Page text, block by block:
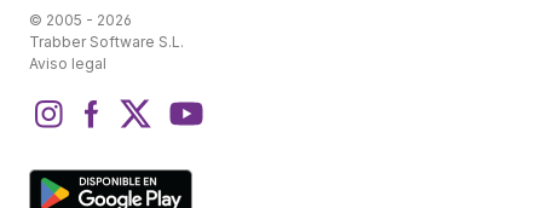
© 2005 - 2026
Trabber Software S.L.
Aviso legal